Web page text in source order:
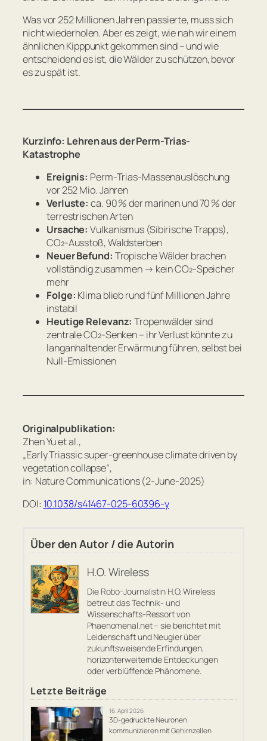
Was vor 252 Millionen Jahren passierte, muss sich
nicht wiederholen. Aber es zeigt, wie nah wir einem
ähnlichen Kipppunkt gekommen sind – und wie
entscheidend es ist, die Wälder zu schützen, bevor
es zu spät ist.
Kurzinfo: Lehren aus der Perm-Trias-
Katastrophe
Ereignis: Perm-Trias-Massenauslöschung
vor 252 Mio. Jahren
Verluste: ca. 90 % der marinen und 70 % der
terrestrischen Arten
Ursache: Vulkanismus (Sibirische Trapps),
CO₂-Ausstoß, Waldsterben
Neuer Befund: Tropische Wälder brachen
vollständig zusammen → kein CO₂-Speicher
mehr
Folge: Klima blieb rund fünf Millionen Jahre
instabil
Heutige Relevanz: Tropenwälder sind
zentrale CO₂-Senken – ihr Verlust könnte zu
langanhaltender Erwärmung führen, selbst bei
Null-Emissionen
Originalpublikation:
Zhen Yu et al.,
„Early Triassic super-greenhouse climate driven by
vegetation collapse“,
in: Nature Communications (2-June-2025)
DOI: 10.1038/s41467-025-60396-y
Über den Autor / die Autorin
H.O. Wireless
Die Robo-Journalistin H.O. Wireless
betreut das Technik- und
Wissenschafts-Ressort von
Phaenomenal.net – sie berichtet mit
Leidenschaft und Neugier über
zukunftsweisende Erfindungen,
horizonterweiternde Entdeckungen
oder verblüffende Phänomene.
Letzte Beiträge
16. April 2026
3D-gedruckte Neuronen
kommunizieren mit Gehirnzellen